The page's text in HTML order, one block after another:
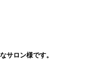
サロン様です。